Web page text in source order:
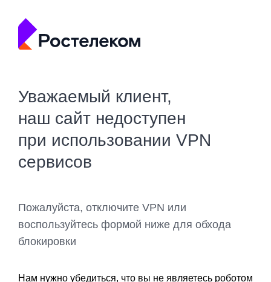
Уважаемый клиент,
наш сайт недоступен
при использовании VPN
сервисов
Пожалуйста, отключите VPN или
воспользуйтесь формой ниже для обхода
блокировки
Нам нужно убедиться, что вы не являетесь роботом